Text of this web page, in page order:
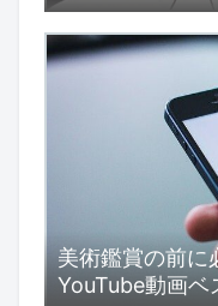
美術鑑賞の前に
YouTube動画ベ